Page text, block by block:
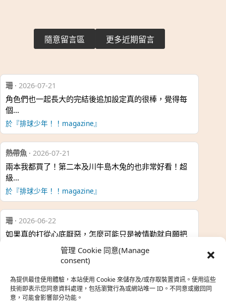
管理 Cookie 同意(Manage
consent)
為提供最佳使用體驗，本站使用 Cookie 來儲存及/或存取裝置資訊。使用這些
技術即表示您同意資料處理，包括瀏覽行為或網站唯一 ID。不同意或撤回同
意，可能會影響部分功能。
隨意留言區 更多近期留言
珊· 2026-07-21
角色們也一起長大的完結後追加設定真的很棒，覺得每
個…
於『排球少年！！magazine』
熱帶魚 · 2026-07-21
兩本我都買了！第二本及川牛島木兔的也非常好看！超
級…
於『排球少年！！magazine』
珊· 2026-06-22
如果真的打從心底厭惡，怎麼可能只是被情勒就自願把
熱帶魚·2026-06-22
之前看到網路上有人說灰二自私情勒大家陪他圓夢，但